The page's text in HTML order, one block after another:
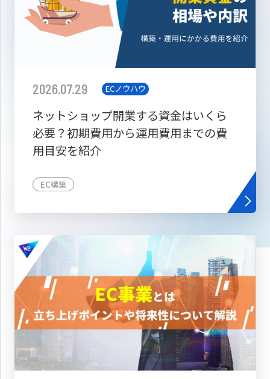
2026.07.29 ECノウハウ
ネットショップ開業する資金はいくら
必要？初期費用から運用費用までの費
用目安を紹介
EC構築